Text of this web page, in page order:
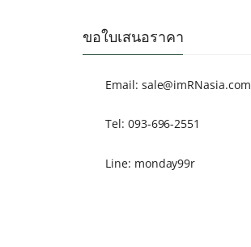
ขอใบเสนอราคา
Email: sale@imRNasia.com
Tel: 093-696-2551
Line: monday99r